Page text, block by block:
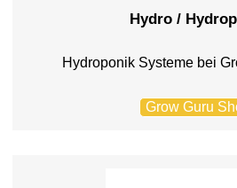
Hydro /
Hydroponik Systeme bei
Grow Guru